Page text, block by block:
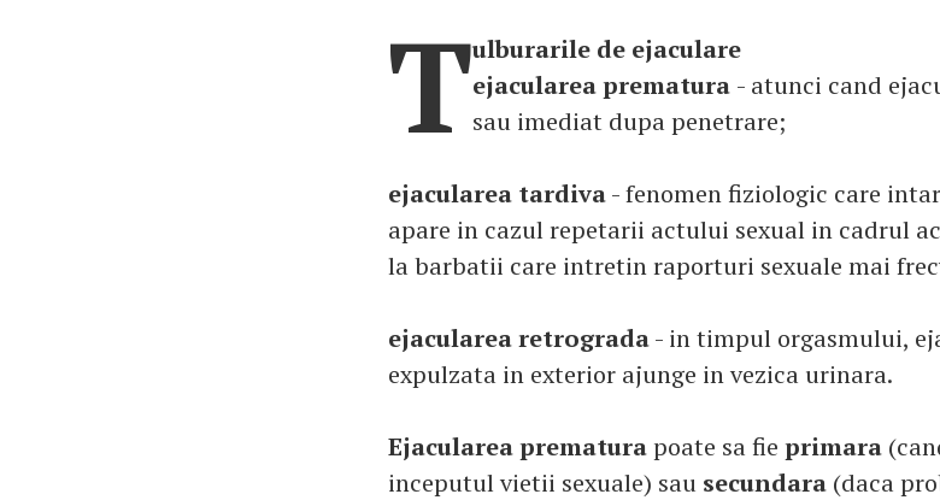
Tulburarile de ejaculare
ejacularea prematura - atunci cand
sau imediat dupa penetrare;
ejacularea tardiva- fenomen fiziologic care
apare in cazul repetarii actului sexual in cadrul
la barbatii care intretin raporturi sexuale mai
ejacularea retrograda- in timpul orgasmului,
expulzata in exterior ajunge in vezica urinara.
Ejacularea prematurapoate sa fie primara
inceputul vietii sexuale) sau secundara (daca